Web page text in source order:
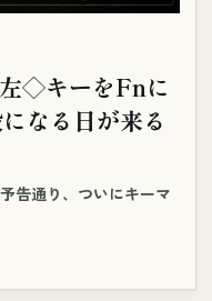
◇キーをFnに
なる日が来る
告通り、ついにキーマ